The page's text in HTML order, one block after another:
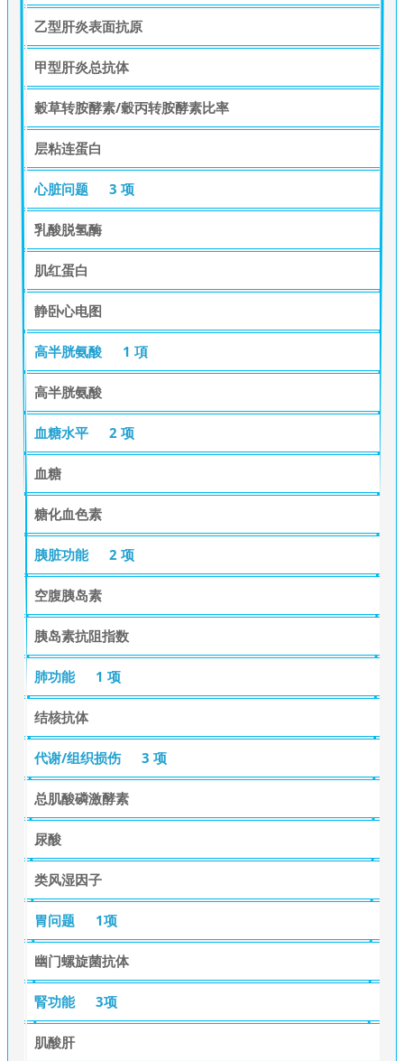
乙型肝炎表面抗原
甲型肝炎总抗体
穀草转胺酵素/穀丙转胺酵素比率
层粘连蛋白
心脏问题 3 项
乳酸脱氢酶
肌红蛋白
静卧心电图
高半胱氨酸 1 項
高半胱氨酸
血糖水平 2 项
血糖
糖化血色素
胰脏功能 2 项
空腹胰岛素
胰岛素抗阻指数
肺功能 1 项
结核抗体
代谢/组织损伤 3 项
总肌酸磷激酵素
尿酸
类风湿因子
胃问题 1项
幽门螺旋菌抗体
腎功能 3项
肌酸肝